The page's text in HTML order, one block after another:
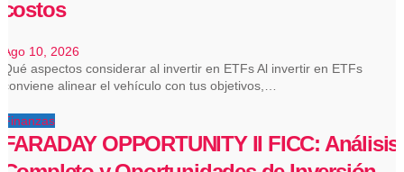
costos
Ago 10, 2026
Qué aspectos considerar al invertir en ETFs Al invertir en ETFs
conviene alinear el vehículo con tus objetivos,…
Finanzas
FARADAY OPPORTUNITY II FICC: Análisis